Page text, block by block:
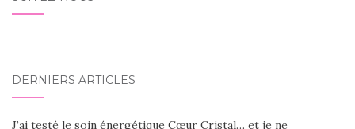
DERNIERS ARTICLES
J’ai testé le soin énergétique Cœur Cristal… et je ne